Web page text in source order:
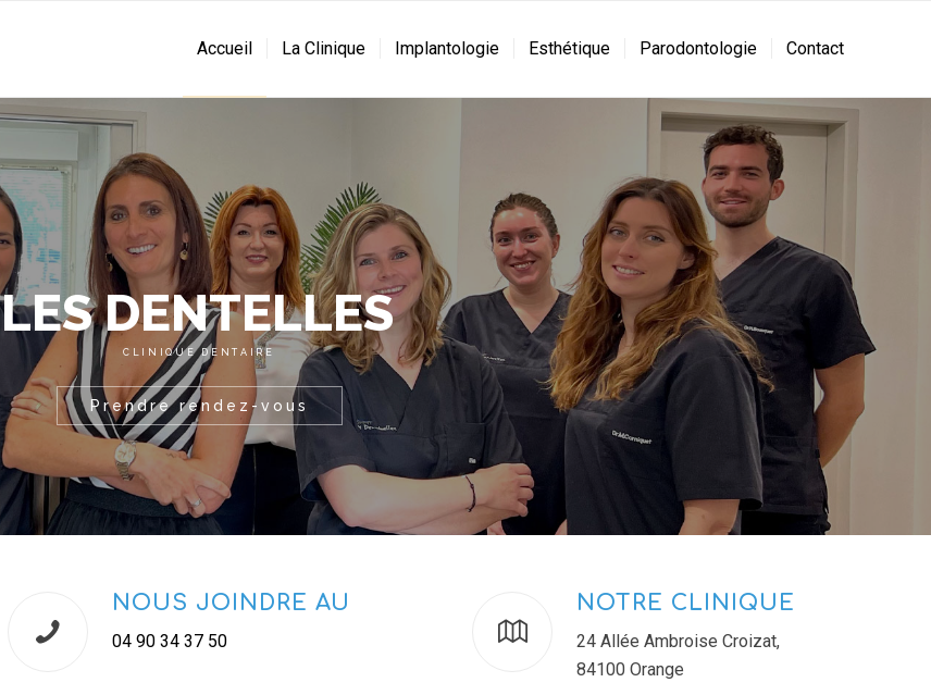
Accueil La Clinique Implantologie Esthétique Parodontologie Contact
LES DENTELLES
C L N IQU E DE NT A IR E
Prendre rendez-vous
NOUS JOINDRE AU
04 90 34 37 50
NOTRE CLINIQUE
24 Allée Ambroise Croizat,
84100 Orange